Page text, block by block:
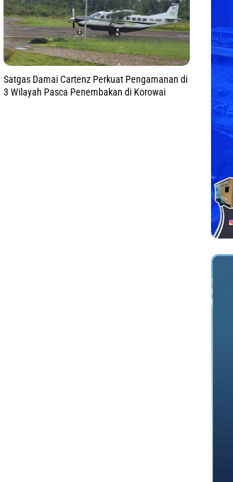
Satgas Damai Cartenz Perkuat Pengamanan di
3 Wilayah Pasca Penembakan di Korowai